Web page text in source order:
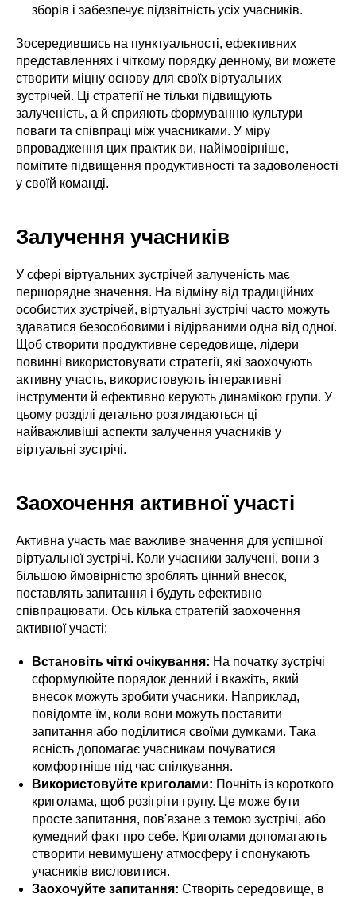
зборів і забезпечує підзвітність усіх учасників.
Зосередившись на пунктуальності, ефективних
представленнях і чіткому порядку денному, ви можете
створити міцну основу для своїх віртуальних
зустрічей. Ці стратегії не тільки підвищують
залученість, а й сприяють формуванню культури
поваги та співпраці між учасниками. У міру
впровадження цих практик ви, найімовірніше,
помітите підвищення продуктивності та задоволеності
у своїй команді.
Залучення учасників
У сфері віртуальних зустрічей залученість має
першорядне значення. На відміну від традиційних
особистих зустрічей, віртуальні зустрічі часто можуть
здаватися безособовими і відірваними одна від одної.
Щоб створити продуктивне середовище, лідери
повинні використовувати стратегії, які заохочують
активну участь, використовують інтерактивні
інструменти й ефективно керують динамікою групи. У
цьому розділі детально розглядаються ці
найважливіші аспекти залучення учасників у
віртуальні зустрічі.
Заохочення активної участі
Активна участь має важливе значення для успішної
віртуальної зустрічі. Коли учасники залучені, вони з
більшою ймовірністю зроблять цінний внесок,
поставлять запитання і будуть ефективно
співпрацювати. Ось кілька стратегій заохочення
активної участі:
Встановіть чіткі очікування: На початку зустрічі
сформулюйте порядок денний і вкажіть, який
внесок можуть зробити учасники. Наприклад,
повідомте їм, коли вони можуть поставити
запитання або поділитися своїми думками. Така
ясність допомагає учасникам почуватися
комфортніше під час спілкування.
Використовуйте криголами: Почніть із короткого
криголама, щоб розігріти групу. Це може бути
просте запитання, пов'язане з темою зустрічі, або
кумедний факт про себе. Криголами допомагають
створити невимушену атмосферу і спонукають
учасників висловитися.
Заохочуйте запитання: Створіть середовище, в